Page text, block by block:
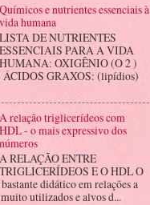
Químicos e nutrientes essenciais à
vida humana
LISTA DE NUTRIENTES
ESSENCIAIS PARA A VIDA
HUMANA: OXIGÊNIO (O 2 )
GRAXOS: (lipídios)
A relação triglicerídeos com
HDL - o mais expressivo dos
números
A RELAÇÃO ENTRE
TRIGLICERÍDEOS E O HDL O
didático em relações a
utilizados e alvos d...